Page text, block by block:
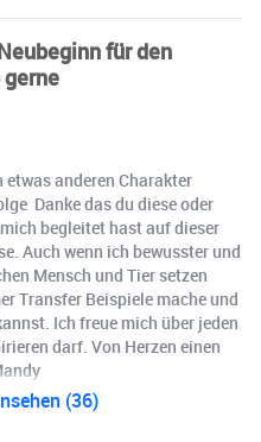
für den
anderen Charakter
Danke das du diese oder
begleitet hast auf dieser
Auch wenn ich bewusster und
Mensch und Tier setzen
Transfer Beispiele mache und
Ich freue mich über jeden
darf. Von Herzen einen
(36)